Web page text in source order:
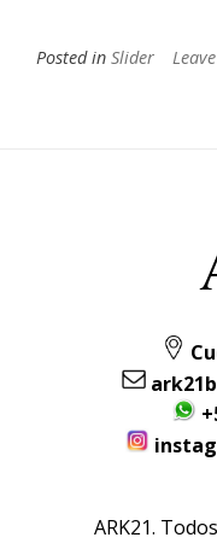
Posted in Slider
ARK21.